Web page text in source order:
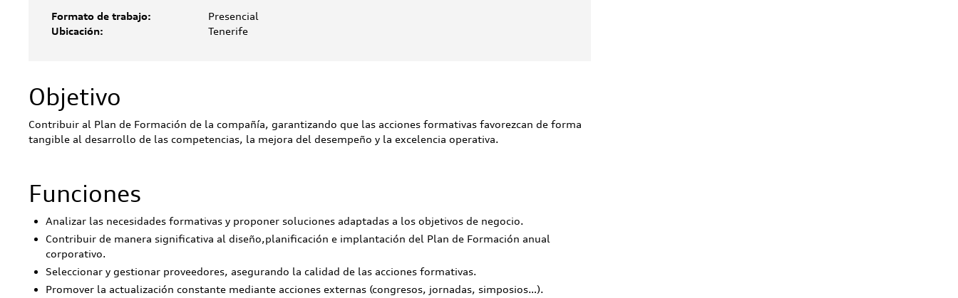
Formato de trabajo:
Presencial
Ubicación:
Tenerife
Objetivo
Contribuir al Plan de Formación de la compañía, garantizando que las acciones formativas favorezcan de forma
tangible al desarrollo de las competencias, la mejora del desempeño y la excelencia operativa.
Funciones
Analizar las necesidades formativas y proponer soluciones adaptadas a los objetivos de negocio.
Contribuir de manera significativa al diseño,planificación e implantación del Plan de Formación anual
corporativo.
Seleccionar y gestionar proveedores, asegurando la calidad de las acciones formativas.
Promover la actualización constante mediante acciones externas (congresos, jornadas, simposios…).